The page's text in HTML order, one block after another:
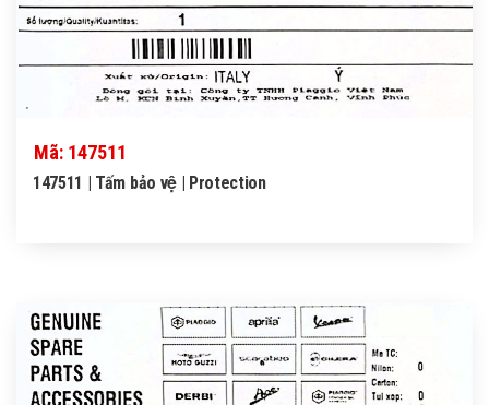
Mã: 147511
147511 | Tấm bảo vệ | Protection